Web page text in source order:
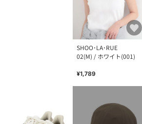
SHOO･LA･RUE
02(M) / ホワイト(001)
¥1,789